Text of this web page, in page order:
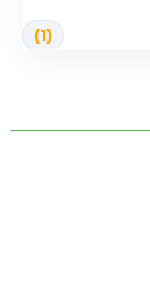
(1)